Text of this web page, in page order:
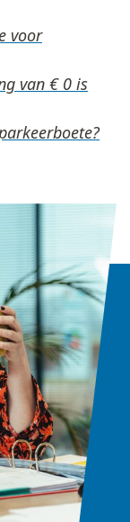
voor
van € 0 is